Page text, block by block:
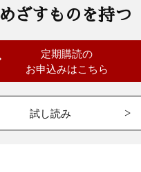
めざすものを持つ
定期購読の
お申込みはこちら
試し読み